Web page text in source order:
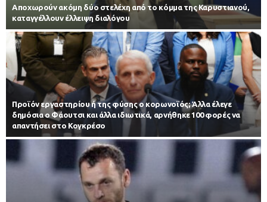
Αποχωρούν ακόμη δύο στελέχη από το κόμμα της Καρυστιανού,
καταγγέλλουν έλλειψη διαλόγου
Προϊόν εργαστηρίου ή της φύσης ο κορωνοϊός; Άλλα έλεγε
δημόσια ο Φάουτσι και άλλα ιδιωτικά, αρνήθηκε 100 φορές να
απαντήσει στο Κογκρέσο